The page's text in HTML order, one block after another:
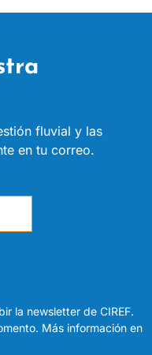
fluvial y las
en tu correo.
la newsletter de CIREF.
Más información en